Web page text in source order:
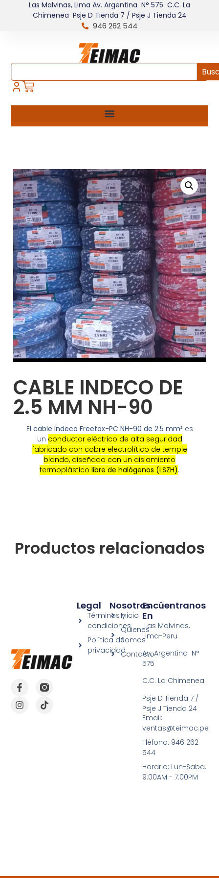
Las Malvinas, Lima Av. Argentina N° 575 C.C. La
Chimenea Psje D Tienda 7 / Psje J Tienda 24
946 262 544
CABLE INDECO DE
2.5 MM NH-90
El cable Indeco Freetox-PC NH-90 de 2.5 mm² es
un conductor eléctrico de alta seguridad
fabricado con cobre electrolítico de temple
blando, diseñado con un aislamiento
termoplástico libre de halógenos (LSZH).
Productos relacionados
Nosotros
Inicio
Quienes
Somos
Contacto
Legal
Términos y
condiciones
Política de
privacidad
Encúentranos
En
Las Malvinas,
Lima-Peru
Av. Argentina N°
575
C.C. La Chimenea
Psje D Tienda 7 /
Psje J Tienda 24
Email:
ventas@teimac.pe
Tléfono: 946 262
544
Horario: Lun-Saba.
9:00AM - 7:00PM